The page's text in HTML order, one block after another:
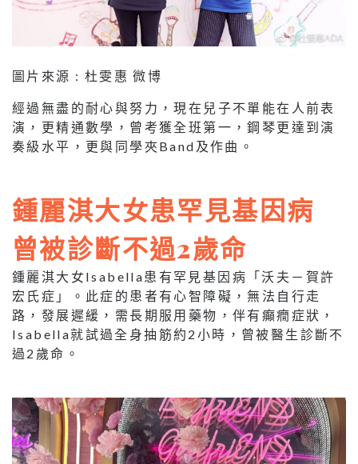
圖片來源 : 杜雯惠 微博
經過無盡的耐心與努力，現在兒子不單能在人前表
演，更精通數學，曾考獲全班第一，鋼琴更達到演
奏級水平，更與同學夾Band及作曲。
鍾麗淇大女患罕見基因病
曾被診斷不過2歲命
鍾麗淇大女Isabella患有罕見基因病「沃夫－賀許
宏氏症」。此症的患者有心智障礙，無法自行走
路，發展遲緩，需長期服用藥物，伴有癲癇症狀，
Isabella就試過全身抽筋約2小時，曾被醫生診斷不
過2歲命。